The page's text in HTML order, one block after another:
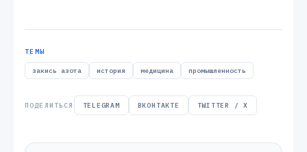
ТЕМЫ
закись азота история медицина промышленность
ПОДЕЛИТЬСЯ TELEGRAM ВКОНТАКТЕ TWITTER / X